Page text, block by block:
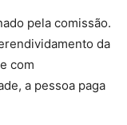
pela comissão.
da
com
a pessoa paga